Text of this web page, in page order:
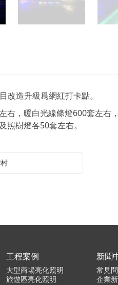
造升級爲網紅打卡點。
右，暖白光線條燈600套左
樹燈各50套左右。
工程案例
大型商場亮化照明
旅遊區亮化照明
新聞
常見
企業